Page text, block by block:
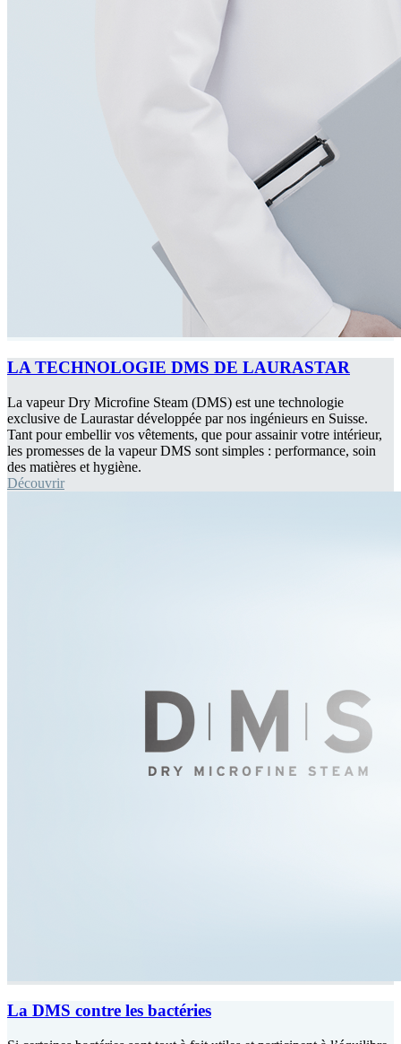
LA TECHNOLOGIE DMS DE LAURASTAR
La vapeur Dry Microfine Steam (DMS) est une technologie
exclusive de Laurastar développée par nos ingénieurs en Suisse.
Tant pour embellir vos vêtements, que pour assainir votre intérieur,
les promesses de la vapeur DMS sont simples : performance, soin
des matières et hygiène.
Découvrir
La DMS contre les bactéries